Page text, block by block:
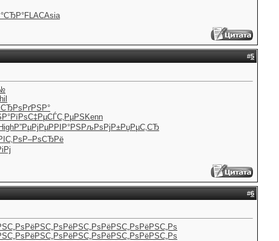
FLACAsia
#5
РѕРґРЅР°
РїРѕС‡РµСЃС‚РµРЅ Kenn
Р”РµРјРµРРІР°РЅ РљРѕРјР±РџРµС‚СЂ
Р–РѕСЂРё
#6
РёРЅС„Рѕ РёРЅС„Рѕ РёРЅС„Рѕ РёРЅС„Рѕ
РёРЅС„Рѕ РёРЅС„Рѕ РёРЅС„Рѕ РёРЅС„Рѕ